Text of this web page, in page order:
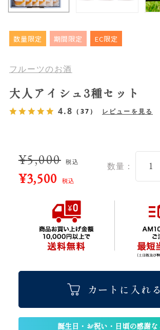
数量限定 期間限定 EC限定
フルーツのお酒
大人アイシュ3種セット
4.8 （37） レビューを見る
¥5,000 税込
¥3,500 税込
数量：
カートに入れる